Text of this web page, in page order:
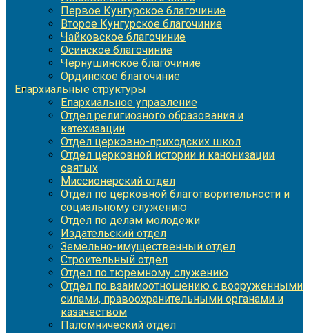
Первое Кунгурское благочиние
Второе Кунгурское благочиние
Чайковское благочиние
Осинское благочиние
Чернушинское благочиние
Ординское благочиние
Епархиальные структуры
Епархиальное управление
Отдел религиозного образования и
катехизации
Отдел церковно-приходских школ
Отдел церковной истории и канонизации
святых
Миссионерский отдел
Отдел по церковной благотворительности и
социальному служению
Отдел по делам молодежи
Издательский отдел
Земельно-имущественный отдел
Строительный отдел
Отдел по тюремному служению
Отдел по взаимоотношению с вооруженными
силами, правоохранительными органами и
казачеством
Паломнический отдел